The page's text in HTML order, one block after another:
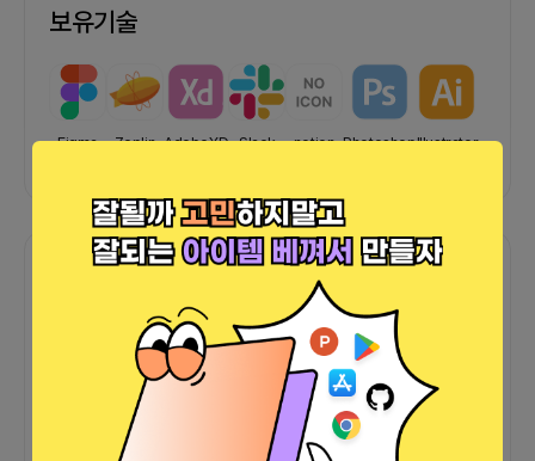
및 마케팅 디자인
H
웹 디자이너
경력 설명이 없습니다.
UI 디자이너
2024-04-22 ~2025-12-25 1년 8월
- 넷마블 계열사 - UI 디자인 - 운영 디자인 (배너, 이벤트 페이지 등)
보유기술
Figma Zeplin AdobeXD Slack notion PhotoshopIllustrator
포트폴리오
바로가기